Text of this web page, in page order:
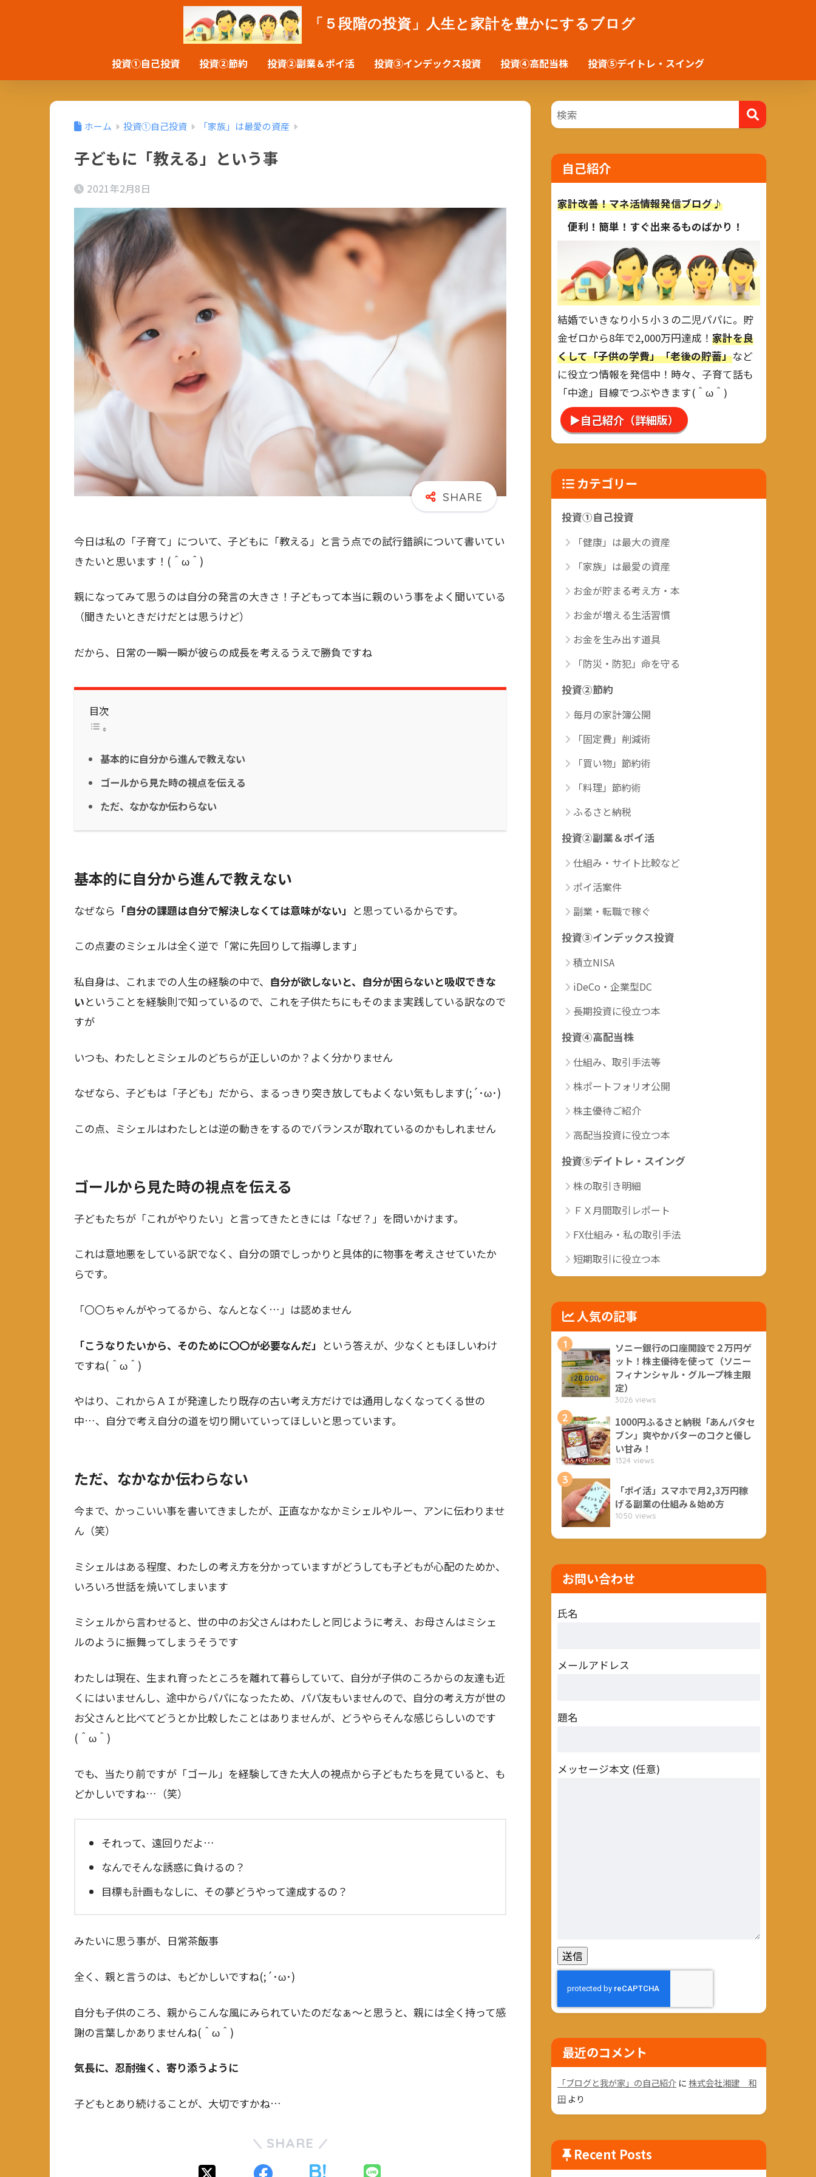
「５段階の投資」人生と家計を豊かにするブログ
投資①自己投資 投資②節約 投資②副業＆ポイ活 投資③インデックス投資 投資④高配当株 投資⑤デイトレ・スイング
ホーム 投資①自己投資 「家族」は最愛の資産
子どもに「教える」という事
2021年2月8日
今日は私の「子育て」について、子どもに「教える」と言う点での試行錯誤について書いてい
きたいと思います！(＾ω＾)
親になってみて思うのは自分の発言の大きさ！子どもって本当に親のいう事をよく聞いている
（聞きたいときだけだとは思うけど）
だから、日常の一瞬一瞬が彼らの成長を考えるうえで勝負ですね
目次
基本的に自分から進んで教えない
ゴールから見た時の視点を伝える
ただ、なかなか伝わらない
基本的に自分から進んで教えない
なぜなら 「自分の課題は自分で解決しなくては意味がない」 と思っているからです。
この点妻のミシェルは全く逆で「常に先回りして指導します」
私自身は、これまでの人生の経験の中で、 自分が欲しないと、自分が困らないと吸収できな
いということを経験則で知っているので、これを子供たちにもそのまま実践している訳なので
すが
いつも、わたしとミシェルのどちらが正しいのか？よく分かりません
なぜなら、子どもは「子ども」だから、まるっきり突き放してもよくない気もします(;´･ω･)
この点、ミシェルはわたしとは逆の動きをするのでバランスが取れているのかもしれません
ゴールから見た時の視点を伝える
子どもたちが「これがやりたい」と言ってきたときには「なぜ？」を問いかけます。
これは意地悪をしている訳でなく、自分の頭でしっかりと具体的に物事を考えさせていたか
らです。
「〇〇ちゃんがやってるから、なんとなく…」は認めません
「こうなりたいから、そのために〇〇が必要なんだ」 という答えが、少なくともほしいわけ
ですね(＾ω＾)
やはり、これからＡＩが発達したり既存の古い考え方だけでは通用しなくなってくる世の
中…、自分で考え自分の道を切り開いていってほしいと思っています。
ただ、なかなか伝わらない
今まで、かっこいい事を書いてきましたが、正直なかなかミシェルやルー、アンに伝わりませ
ん（笑）
ミシェルはある程度、わたしの考え方を分かっていますがどうしても子どもが心配のためか、
いろいろ世話を焼いてしまいます
ミシェルから言わせると、世の中のお父さんはわたしと同じように考え、お母さんはミシェ
ルのように振舞ってしまうそうです
わたしは現在、生まれ育ったところを離れて暮らしていて、自分が子供のころからの友達も近
くにはいませんし、途中からパパになったため、パパ友もいませんので、自分の考え方が世の
お父さんと比べてどうとか比較したことはありませんが、どうやらそんな感じらしいのです
(＾ω＾)
でも、当たり前ですが「ゴール」を経験してきた大人の視点から子どもたちを見ていると、も
どかしいですね…（笑）
それって、遠回りだよ…
なんでそんな誘惑に負けるの？
目標も計画もなしに、その夢どうやって達成するの？
みたいに思う事が、日常茶飯事
全く、親と言うのは、もどかしいですね(;´･ω･)
自分も子供のころ、親からこんな風にみられていたのだなぁ～と思うと、親には全く持って感
謝の言葉しかありませんね(＾ω＾)
気長に、忍耐強く、寄り添うように
子どもとあり続けることが、大切ですかね…
SHARE
自己紹介
家計改善！マネ活情報発信ブログ♪
便利！簡単！すぐ出来るものばかり！
結婚でいきなり小５小３の二児パパに。貯
金ゼロから8年で2,000万円達成！ 家計を良
くして「子供の学費」「老後の貯蓄」など
に役立つ情報を発信中！時々、子育て話も
「中途」目線でつぶやきます(＾ω＾)
▶自己紹介（詳細版）
カテゴリー
投資①自己投資
「健康」は最大の資産
「家族」は最愛の資産
お金が貯まる考え方・本
お金が増える生活習慣
お金を生み出す道具
「防災・防犯」命を守る
投資②節約
毎月の家計簿公開
「固定費」削減術
「買い物」節約術
「料理」節約術
ふるさと納税
投資②副業＆ポイ活
仕組み・サイト比較など
ポイ活案件
副業・転職で稼ぐ
投資③インデックス投資
積立NISA
iDeCo・企業型DC
長期投資に役立つ本
投資④高配当株
仕組み、取引手法等
株ポートフォリオ公開
株主優待ご紹介
高配当投資に役立つ本
投資⑤デイトレ・スイング
株の取引き明細
ＦＸ月間取引レポート
FX仕組み・私の取引手法
短期取引に役立つ本
人気の記事
1
ソニー銀行の口座開設で２万円ゲ
ット！株主優待を使って（ソニー
フィナンシャル・グループ株主限
定）
3026 views
2
1000円ふるさと納税「あんバタセ
ブン」爽やかバターのコクと優し
い甘み！
1324 views
3
「ポイ活」スマホで月2,3万円稼
げる副業の仕組み＆始め方
1050 views
お問い合わせ
氏名
メールアドレス
題名
メッセージ本文 (任意)
最近のコメント
「ブログと我が家」の自己紹介 に株式会社湘建 和
田 より
Recent Posts